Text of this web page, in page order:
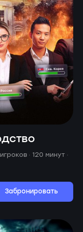
· 120 минут ·
Забронировать